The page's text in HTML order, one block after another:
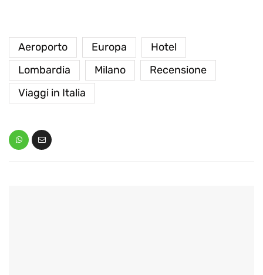
Aeroporto Europa
Hotel
Lombardia
Milano
Recensione
Viaggi in Italia